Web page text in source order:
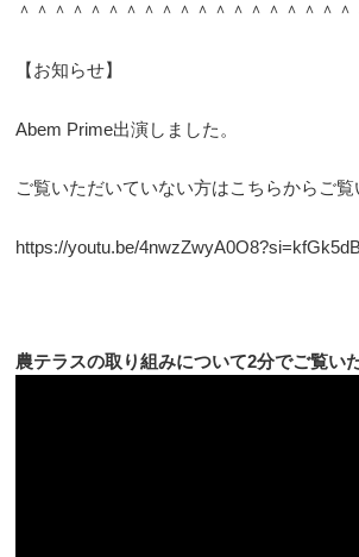
＾＾＾＾＾＾＾＾＾＾＾＾＾＾＾＾＾＾＾
【お知らせ】
Abem Prime出演しました。
ご覧いただいていない方はこちらからご覧
https://youtu.be/
農テラスの取り組みについて2分でご覧い